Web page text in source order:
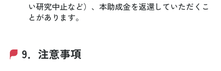
い研究中止など）、本助成金を返還していただくこ
とがあります。
9．注意事項